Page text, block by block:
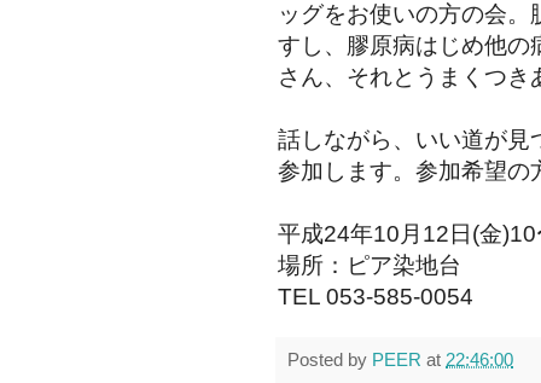
ッグをお使いの方の会
すし、膠原病はじめ他の
さん、それとうまくつ
話しながら、いい道が見
参加します。参加希望の
平成24年10月12日(金
場所：ピア染地台
TEL 053-585-0054
Posted by PEER at 22:46:00